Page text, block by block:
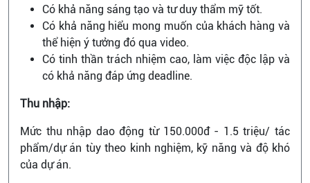
Có khả năng sáng tạo và tư duy thẩm mỹ tốt.
Có khả năng hiểu mong muốn của khách hàng và
thể hiện ý tưởng đó qua video.
Có tinh thần trách nhiệm cao, làm việc độc lập và
có khả năng đáp ứng deadline.
Thu nhập:
Mức thu nhập dao động từ 150.000đ - 1.5 triệu/ tác
phẩm/dự án tùy theo kinh nghiệm, kỹ năng và độ khó
của dự án.